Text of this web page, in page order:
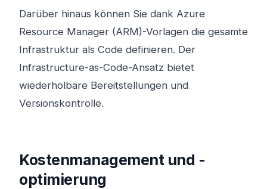
Darüber hinaus können Sie dank Azure
Resource Manager (ARM)-Vorlagen die gesamte
Infrastruktur als Code definieren. Der
Infrastructure-as-Code-Ansatz bietet
wiederholbare Bereitstellungen und
Versionskontrolle.
Kostenmanagement und -
optimierung